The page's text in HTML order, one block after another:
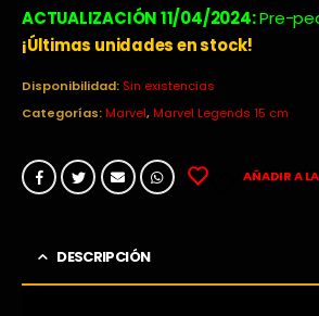
original
era:
actual
es:
ACTUALIZACIÓN 11/04/2024:Pre-
¡Últimas unidades en stock!
Disponibilidad: Sin existencias
Categorías:Marvel,Marvel Legends 15 cm
AÑADIR A
DESCRIPCIÓN